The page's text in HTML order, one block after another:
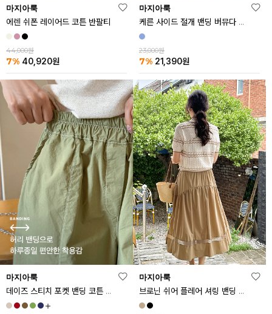
마지아룩
에렌 쉬폰 레이어드 코튼 반팔티
44,000원
7% 40,920원
마지아룩
케른 사이드 절개 밴딩 버뮤다 데님 반바지
23,000원
7% 21,390원
마지아룩
데이즈 스티치 포켓 밴딩 코튼 반바지
마지아룩
브로닌 쉬어 플레어 셔링 밴딩 스커트